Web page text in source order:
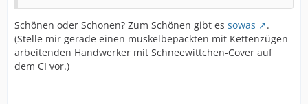
Schönen oder Schonen? Zum Schönen gibt es sowas
.
(Stelle mir gerade einen muskelbepackten mit Kettenzügen
arbeitenden Handwerker mit Schneewittchen-Cover auf
dem CI vor.)